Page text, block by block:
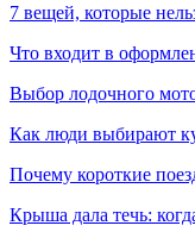
7 вещей, которые
Что входит в
Выбор лодочного
Как люди выбирают
Почему короткие
Крыша дала течь: